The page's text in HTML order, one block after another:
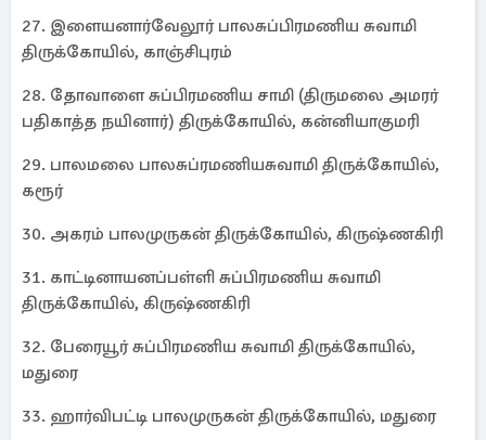
27. இளையனார்வேலூர் பாலசுப்பிரமணிய சுவாமி
திருக்கோயில், காஞ்சிபுரம்
28. தோவாளை சுப்பிரமணிய சாமி (திருமலை அமரர்
பதிகாத்த நயினார்) திருக்கோயில், கன்னியாகுமரி
29. பாலமலை பாலசுப்ரமணியசுவாமி திருக்கோயில்,
கரூர்
30. அகரம் பாலமுருகன் திருக்கோயில், கிருஷ்ணகிரி
31. காட்டினாயனப்பள்ளி சுப்பிரமணிய சுவாமி
திருக்கோயில், கிருஷ்ணகிரி
32. பேரையூர் சுப்பிரமணிய சுவாமி திருக்கோயில்,
மதுரை
33. ஹார்விபட்டி பாலமுருகன் திருக்கோயில், மதுரை